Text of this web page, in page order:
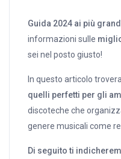
Guida 2024 ai più
informazioni sulle
sei nel posto giusto!
In questo articolo
quelli perfetti per gli
discoteche che
genere musicali come
Di seguito ti